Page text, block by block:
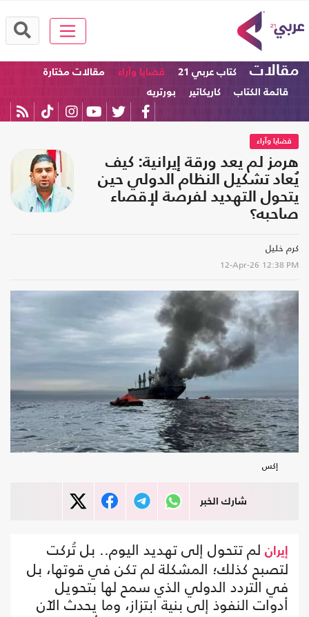
مقالات كتاب عربي 21 قضايا وآراء
مقالات مختارة
قائمة الكتاب
كاريكاتير بورتريه
قضايا وآراء
هرمز لم يعد ورقة إيرانية: كيف
يُعاد تشكيل النظام الدولي حين
يتحول التهديد لفرصة لإقصاء
صاحبه؟
كرم خليل
12-Apr-26 12:38 PM
إكس
شارك الخبر
إيران لم تتحول إلى تهديد اليوم.. بل تُركت
لتصبح كذلك؛ المشكلة لم تكن في قوتها، بل
في التردد الدولي الذي سمح لها بتحويل
أدوات النفوذ إلى بنية ابتزاز، وما يحدث الآن